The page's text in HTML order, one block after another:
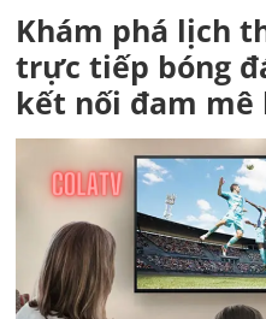
Khám phá lịch
trực tiếp bóng
kết nối đam mê